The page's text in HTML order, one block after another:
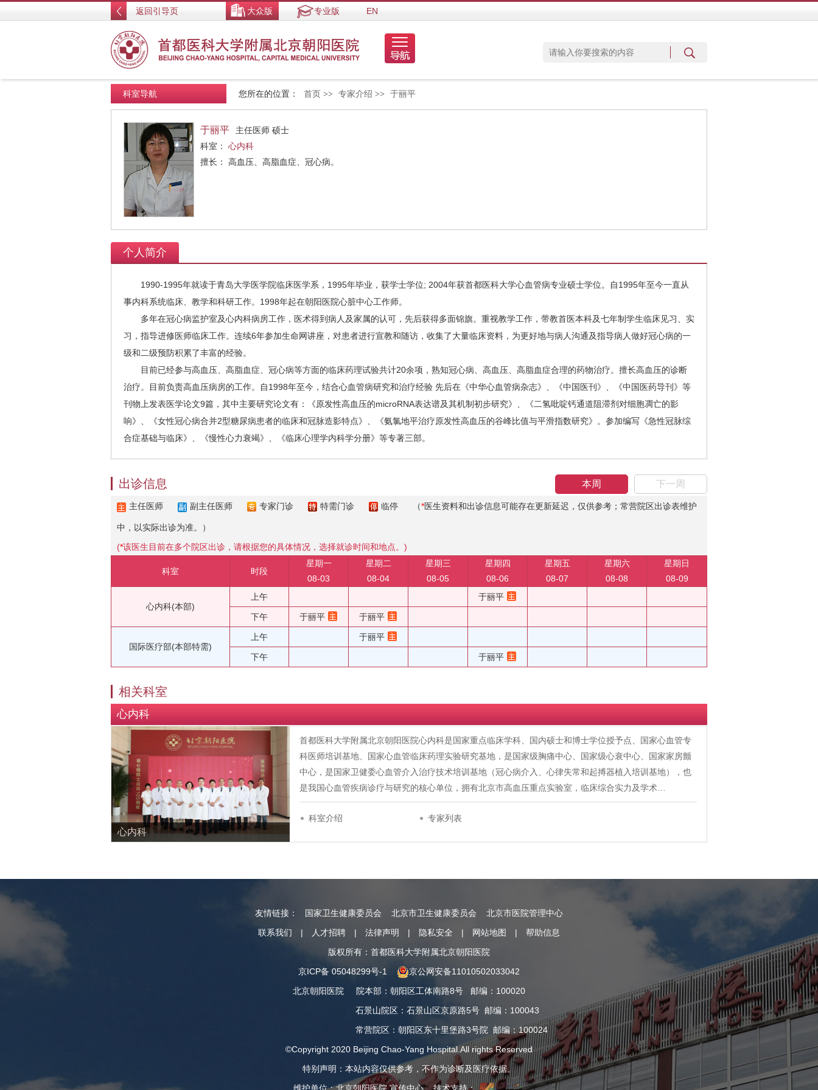
返回引导页 大众版 专业版 EN
您所在的位置： 首页 >> 专家介绍 >> 于丽平
科室导航
于丽平
主任医师 硕士
科室： 心内科
擅长： 高血压、高脂血症、冠心病。
个人简介
1990-1995年就读于青岛大学医学院临床医学系，1995年毕业，获学士学位; 2004年获首都医科大学心血管病专业硕士学位。自1995年至今一直从
事内科系统临床、教学和科研工作。1998年起在朝阳医院心脏中心工作师。
多年在冠心病监护室及心内科病房工作，医术得到病人及家属的认可，先后获得多面锦旗。重视教学工作，带教首医本科及七年制学生临床见习、实
习，指导进修医师临床工作。连续6年参加生命网讲座，对患者进行宣教和随访，收集了大量临床资料，为更好地与病人沟通及指导病人做好冠心病的一
级和二级预防积累了丰富的经验。
目前已经参与高血压、高脂血症、冠心病等方面的临床药理试验共计20余项，熟知冠心病、高血压、高脂血症合理的药物治疗。擅长高血压的诊断
治疗。目前负责高血压病房的工作。自1998年至今，结合心血管病研究和治疗经验 先后在《中华心血管病杂志》、《中国医刊》、《中国医药导刊》等
刊物上发表医学论文9篇，其中主要研究论文有：《原发性高血压的microRNA表达谱及其机制初步研究》、《二氢吡啶钙通道阻滞剂对细胞凋亡的影
响》、《女性冠心病合并2型糖尿病患者的临床和冠脉造影特点》、《氨氯地平治疗原发性高血压的谷峰比值与平滑指数研究》。参加编写《急性冠脉综
合症基础与临床》、《慢性心力衰竭》、《临床心理学内科学分册》等专著三部。
本周 下一周
出诊信息
主任医师 副主任医师 专家门诊 特需门诊 临停 （*医生资料和出诊信息可能存在更新延迟，仅供参考；常营院区出诊表维护
中，以实际出诊为准。）
(*该医生目前在多个院区出诊，请根据您的具体情况，选择就诊时间和地点。)
科室 时段
星期一
08-03
星期二
08-04
星期三
08-05
星期四
08-06
星期五
08-07
星期六
08-08
星期日
08-09
心内科(本部)
上午 于丽平
下午 于丽平 于丽平
国际医疗部(本部特需)
上午 于丽平
下午 于丽平
相关科室
心内科
心内科
首都医科大学附属北京朝阳医院心内科是国家重点临床学科、国内硕士和博士学位授予点、国家心血管专
科医师培训基地、国家心血管临床药理实验研究基地，是国家级胸痛中心、国家级心衰中心、国家家房颤
中心，是国家卫健委心血管介入治疗技术培训基地（冠心病介入、心律失常和起搏器植入培训基地），也
是我国心血管疾病诊疗与研究的核心单位，拥有北京市高血压重点实验室，临床综合实力及学术…
科室介绍 专家列表
友情链接： 国家卫生健康委员会 北京市卫生健康委员会
北京市医院管理中心
联系我们
| 人才招聘 | 法律声明 | 隐私安全 | 网站地图 |
帮助信息
版权所有：首都医科大学附属北京朝阳医院
京ICP备 05048299号-1
京公网安备11010502033042
北京朝阳医院
院本部 ： 朝阳区工体南路8号 邮编：100020
石景山院区 ： 石景山区京原路5号 邮编：100043
常营院区 ： 朝阳区东十里堡路3号院 邮编：100024
©Copyright 2020 Beijing Chao-Yang Hospital.All rights Reserved
特别声明：本站内容仅供参考，不作为诊断及医疗依据。